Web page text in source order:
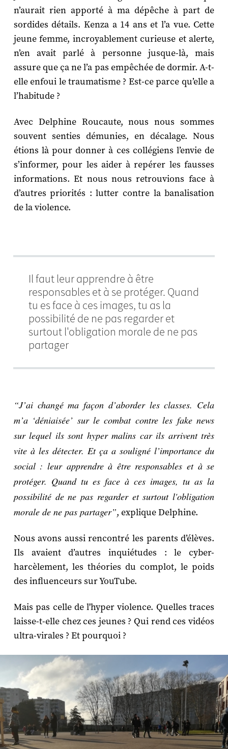
n’aurait rien apporté à ma dépêche à part de
sordides détails. Kenza a 14 ans et l’a vue. Cette
jeune femme, incroyablement curieuse et alerte,
n’en avait parlé à personne jusque-là, mais
assure que ça ne l’a pas empêchée de dormir. A-t-
elle enfoui le traumatisme ? Est-ce parce qu’elle a
l’habitude ?
Avec Delphine Roucaute, nous nous sommes
souvent senties démunies, en décalage. Nous
étions là pour donner à ces collégiens l’envie de
s’informer, pour les aider à repérer les fausses
informations. Et nous nous retrouvions face à
d’autres priorités : lutter contre la banalisation
de la violence.
Il faut leur apprendre à être
responsables et à se protéger. Quand
tu es face à ces images, tu as la
possibilité de ne pas regarder et
surtout l'obligation morale de ne pas
partager
“J’ai changé ma façon d’aborder les classes. Cela
m’a ‘déniaisée’ sur le combat contre les fake news
sur lequel ils sont hyper malins car ils arrivent très
vite à les détecter. Et ça a souligné l’importance du
social : leur apprendre à être responsables et à se
protéger. Quand tu es face à ces images, tu as la
possibilité de ne pas regarder et surtout l'obligation
morale de ne pas partager”, explique Delphine.
Nous avons aussi rencontré les parents d’élèves.
Ils avaient d’autres inquiétudes : le cyber-
harcèlement, les théories du complot, le poids
des influenceurs sur YouTube.
Mais pas celle de l'hyper violence. Quelles traces
laisse-t-elle chez ces jeunes ? Qui rend ces vidéos
ultra-virales ? Et pourquoi ?